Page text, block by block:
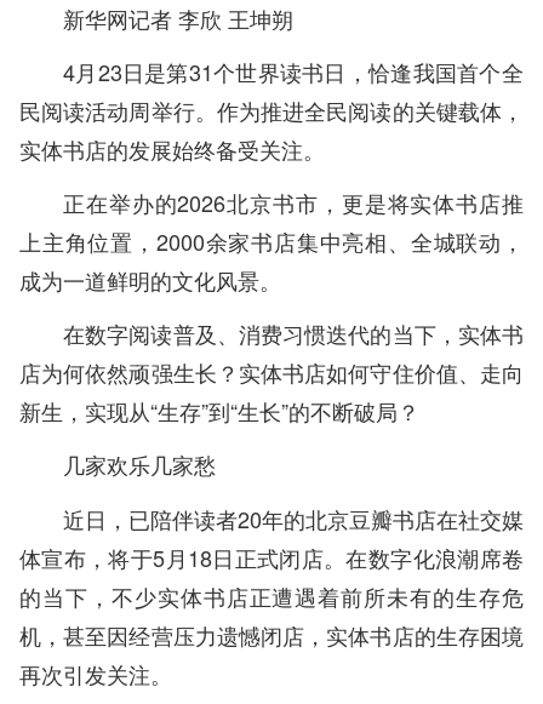
新华网记者 李欣 王坤朔
4月23日是第31个世界读书日，恰逢我国首个‌全
民阅读活动周举行。作为推进全民阅读的关键载体，
实体书店的发展始终备受关注。
正在举办的2026北京书市，更是将实体书店推
上主角位置，2000余家书店集中亮相、全城联动，
成为一道鲜明的文化风景。
在数字阅读普及、消费习惯迭代的当下，实体书
店为何依然顽强生长？实体书店如何守住价值、走向
新生，实现从“生存”到“生长”的不断破局？
几家欢乐几家愁
近日，已陪伴读者20年的北京豆瓣书店在社交媒
体宣布，将于5月18日正式闭店。在数字化浪潮席卷
的当下，不少实体书店正遭遇着前所未有的生存危
机，甚至因经营压力遗憾闭店，实体书店的生存困境
再次引发关注。